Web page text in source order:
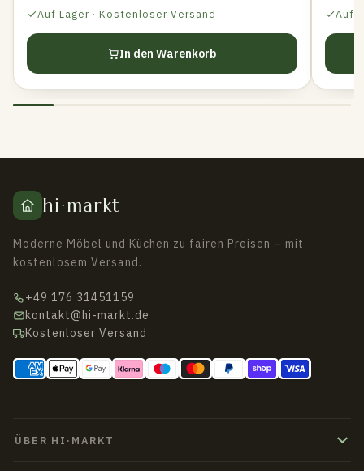
Auf Lager · Kostenloser Versand
In den Warenkorb
Auf
hi·markt
Moderne Möbel und Küchen zu fairen Preisen – mit
kostenlosem Versand.
+49 176 31451159
kontakt@hi-markt.de
Kostenloser Versand
ÜBER HI·MARKT